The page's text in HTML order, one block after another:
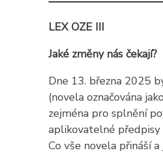
LEX OZE III
Jaké změny nás čekají?
Dne 13. března 2025
(novela označována
zejména pro splnění
aplikovatelné předpisy
Co vše novela přináší